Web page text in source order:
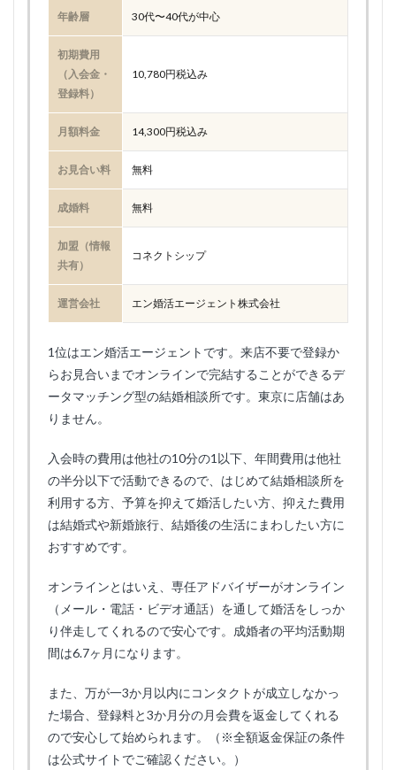
年齢層 30代〜40代が中心
初期費用
（入会金・
登録料）
10,780円税込み
月額料金 14,300円税込み
お見合い料 無料
成婚料 無料
加盟（情報
共有）
コネクトシップ
運営会社 エン婚活エージェント株式会社
1位はエン婚活エージェントです。来店不要で登録か
らお見合いまでオンラインで完結することができるデ
ータマッチング型の結婚相談所です。東京に店舗はあ
りません。
入会時の費用は他社の10分の1以下、年間費用は他社
の半分以下で活動できるので、はじめて結婚相談所を
利用する方、予算を抑えて婚活したい方、抑えた費用
は結婚式や新婚旅行、結婚後の生活にまわしたい方に
おすすめです。
オンラインとはいえ、専任アドバイザーがオンライン
（メール・電話・ビデオ通話）を通して婚活をしっか
り伴走してくれるので安心です。成婚者の平均活動期
間は6.7ヶ月になります。
また、万が一3か月以内にコンタクトが成立しなかっ
た場合、登録料と3か月分の月会費を返金してくれる
ので安心して始められます。（※全額返金保証の条件
は公式サイトでご確認ください。）